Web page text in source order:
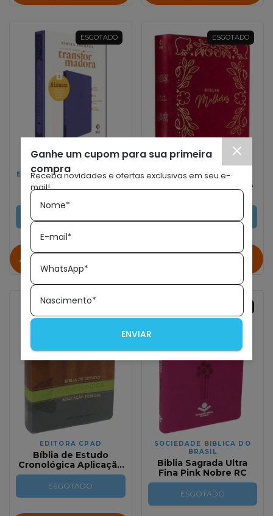
ESGOTADO
EDITORA MUNDO CRISTÃO
Bíblia NVT Filament
Avise-me quando
chegar!
ESGOTADO
EDITORA VIDA
Bíblia Mulheres Frame
Anotações | Capa Luxo
Avise-me quando
EDITORA CPAD
Bíblia de Estudo
Cronológica Aplicação
Pessoal Cinza e Verde
ESGOTADO
SOCIEDADE BIBLICA DO
BRASIL
Biblia Sagrada Ultra
Fina Pink Nobre RC
ESGOTADO
Ganhe um cupom para sua primeira
compra
Receba novidades e ofertas exclusivas em seu e-
mail!
Nome*
E-mail*
WhatsApp*
Nascimento*
ENVIAR